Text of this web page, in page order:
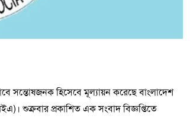
সন্তোষজনক হিসেবে মূল্যায়ন করেছে বাংলাদেশ
শুক্রবার প্রকাশিত এক সংবাদ বিজ্ঞপ্তিতে